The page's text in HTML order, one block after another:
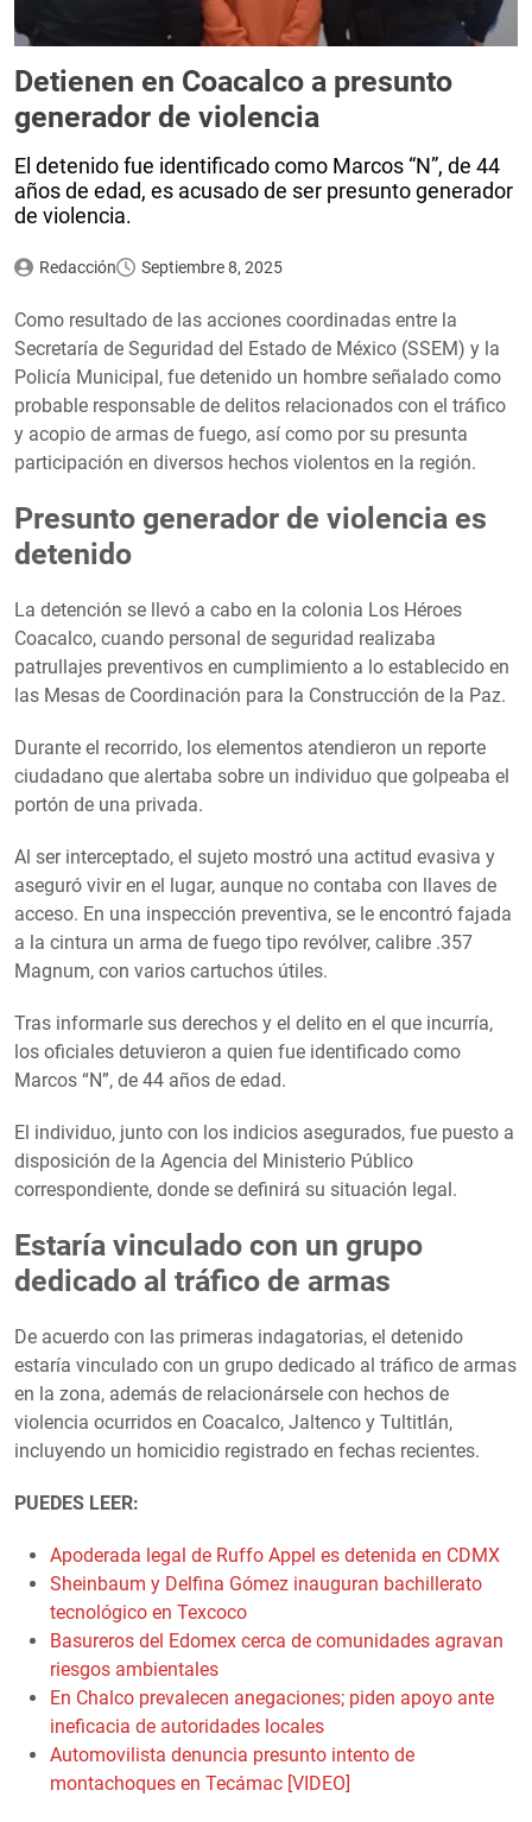
Detienen en Coacalco a presunto
generador de violencia
El detenido fue identificado como Marcos “N”, de 44
años de edad, es acusado de ser presunto generador
de violencia.
Redacción Septiembre 8, 2025
Como resultado de las acciones coordinadas entre la
Secretaría de Seguridad del Estado de México (SSEM) y la
Policía Municipal, fue detenido un hombre señalado como
probable responsable de delitos relacionados con el tráfico
y acopio de armas de fuego, así como por su presunta
participación en diversos hechos violentos en la región.
Presunto generador de violencia es
detenido
La detención se llevó a cabo en la colonia Los Héroes
Coacalco, cuando personal de seguridad realizaba
patrullajes preventivos en cumplimiento a lo establecido en
las Mesas de Coordinación para la Construcción de la Paz.
Durante el recorrido, los elementos atendieron un reporte
ciudadano que alertaba sobre un individuo que golpeaba el
portón de una privada.
Al ser interceptado, el sujeto mostró una actitud evasiva y
aseguró vivir en el lugar, aunque no contaba con llaves de
acceso. En una inspección preventiva, se le encontró fajada
a la cintura un arma de fuego tipo revólver, calibre .357
Magnum, con varios cartuchos útiles.
Tras informarle sus derechos y el delito en el que incurría,
los oficiales detuvieron a quien fue identificado como
Marcos “N”, de 44 años de edad.
El individuo, junto con los indicios asegurados, fue puesto a
disposición de la Agencia del Ministerio Público
correspondiente, donde se definirá su situación legal.
Estaría vinculado con un grupo
dedicado al tráfico de armas
De acuerdo con las primeras indagatorias, el detenido
estaría vinculado con un grupo dedicado al tráfico de armas
en la zona, además de relacionársele con hechos de
violencia ocurridos en Coacalco, Jaltenco y Tultitlán,
incluyendo un homicidio registrado en fechas recientes.
PUEDES LEER:
Apoderada legal de Ruffo Appel es detenida en CDMX
Sheinbaum y Delfina Gómez inauguran bachillerato
tecnológico en Texcoco
Basureros del Edomex cerca de comunidades agravan
riesgos ambientales
En Chalco prevalecen anegaciones; piden apoyo ante
ineficacia de autoridades locales
Automovilista denuncia presunto intento de
montachoques en Tecámac [VIDEO]